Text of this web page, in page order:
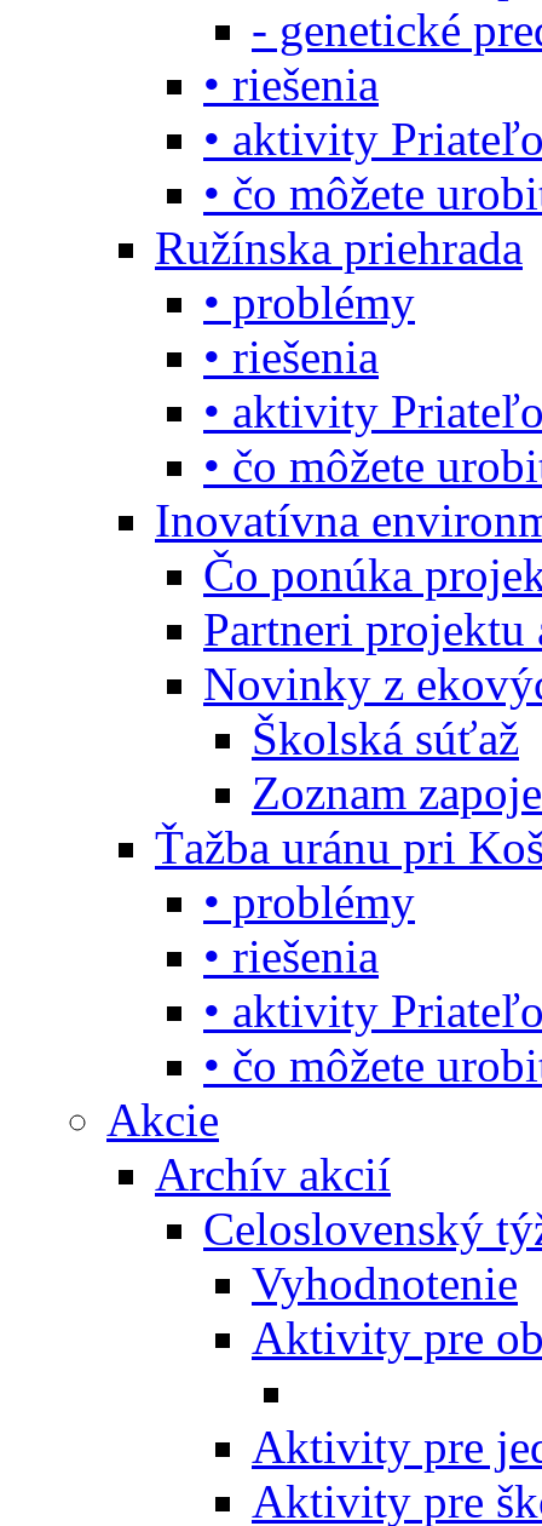
- genetické
• riešenia
• aktivity
• čo môžete
Ružínska priehrada
• problémy
• riešenia
• aktivity
• čo môžete
Inovatívna
Čo ponúka
Partneri projektu
Novinky z
Školská súťaž
Zoznam
Ťažba uránu pri
• problémy
• riešenia
• aktivity
• čo môžete
Akcie
Archív akcií
Celoslovenský
Vyhodnotenie
Aktivity pre
Aktivity pre
Aktivity pre